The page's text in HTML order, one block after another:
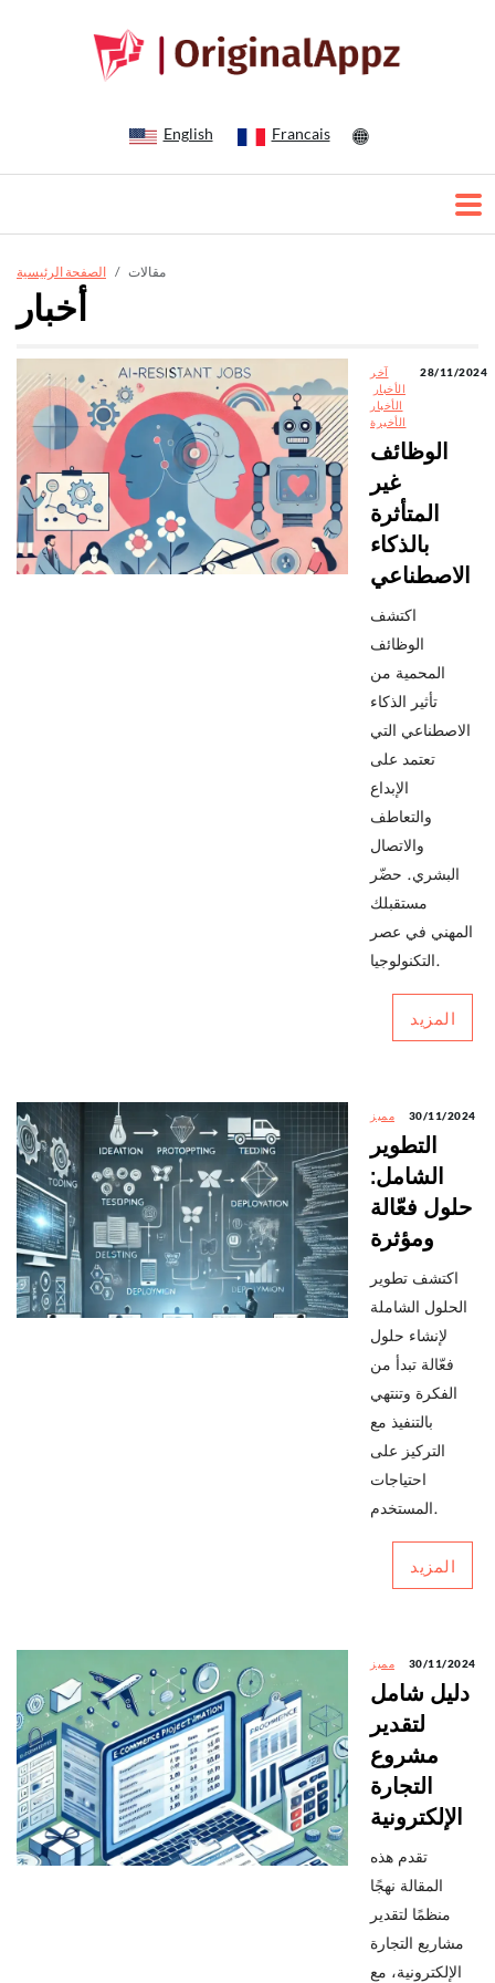
English Francais
الصفحة الرئيسية مقالات
أخبار
آخر
الأخبار
الأخبار
الأخيرة
28/11/2024
الوظائف
غير
المتأثرة
بالذكاء
الاصطناعي
اكتشف
الوظائف
المحمية من
تأثير الذكاء
الاصطناعي التي
تعتمد على
الإبداع
والتعاطف
والاتصال
البشري. حضّر
مستقبلك
المهني في عصر
التكنولوجيا.
المزيد
مميز 30/11/2024
التطوير
الشامل:
حلول فعّالة
ومؤثرة
اكتشف تطوير
الحلول الشاملة
لإنشاء حلول
فعّالة تبدأ من
الفكرة وتنتهي
بالتنفيذ مع
التركيز على
احتياجات
المستخدم.
المزيد
مميز 30/11/2024
دليل شامل
لتقدير
مشروع
التجارة
الإلكترونية
تقدم هذه
المقالة نهجًا
منظمًا لتقدير
مشاريع التجارة
الإلكترونية، مع